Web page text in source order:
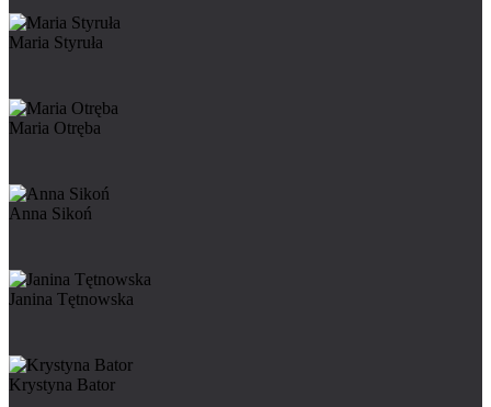
Maria Styruła
Maria Otręba
Anna Sikoń
Janina Tętnowska
Krystyna Bator